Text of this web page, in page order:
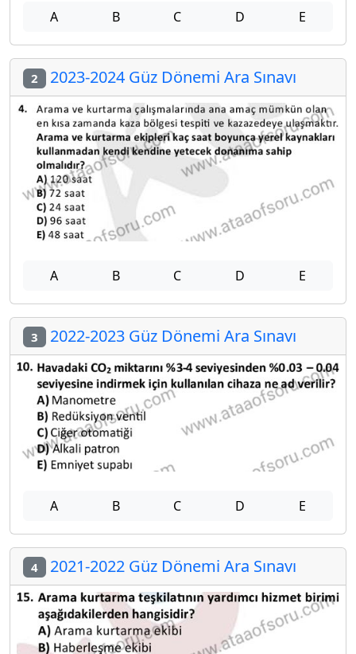
A B C D E
2 2023-2024 Güz Dönemi Ara Sınavı
A B C D E
3 2022-2023 Güz Dönemi Ara Sınavı
A B C D E
4 2021-2022 Güz Dönemi Ara Sınavı